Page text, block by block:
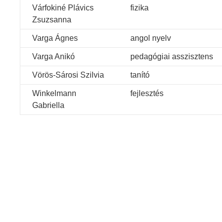
Várfokiné Plávics
Zsuzsanna
fizika
Varga Ágnes angol nyelv
Varga Anikó pedagógiai asszisztens
Vörös-Sárosi Szilvia tanító
Winkelmann
Gabriella
fejlesztés